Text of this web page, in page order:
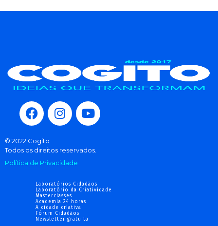
© 2022 Cogito
Todos os direitos reservados.
Política de Privacidade
Laboratórios Cidadãos
Laboratório da Criatividade
Masterclasses
Academia 24 horas
A cidade criativa
Fórum Cidadãos
Newsletter gratuita